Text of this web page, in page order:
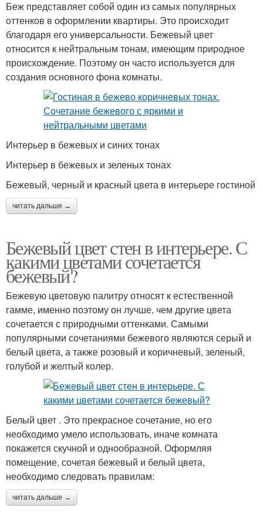
Беж представляет собой один из самых популярных
оттенков в оформлении квартиры. Это происходит
благодаря его универсальности. Бежевый цвет
относится к нейтральным тонам, имеющим природное
происхождение. Поэтому он часто используется для
создания основного фона комнаты.
Интерьер в бежевых и синих тонах
Интерьер в бежевых и зеленых тонах
Бежевый, черный и красный цвета в интерьере гостиной
читать дальше →
Бежевый цвет стен в интерьере. С
какими цветами сочетается
бежевый?
Бежевую цветовую палитру относят к естественной
гамме, именно поэтому он лучше, чем другие цвета
сочетается с природными оттенками. Самыми
популярными сочетаниями бежевого являются серый и
белый цвета, а также розовый и коричневый, зеленый,
голубой и желтый колер.
Белый цвет . Это прекрасное сочетание, но его
необходимо умело использовать, иначе комната
покажется скучной и однообразной. Оформляя
помещение, сочетая бежевый и белый цвета,
необходимо следовать правилам:
читать дальше →